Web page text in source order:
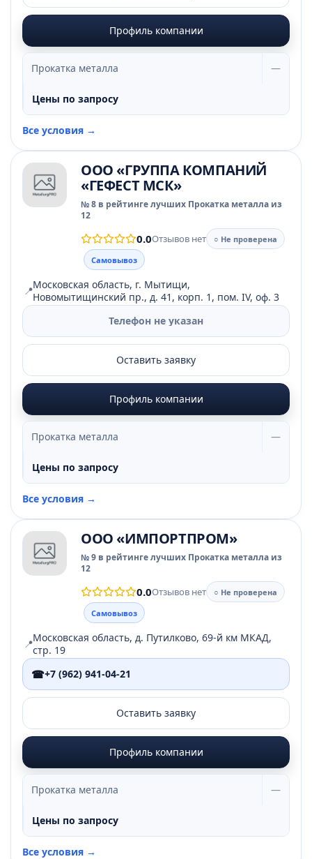
Профиль компании
Прокатка металла —
Цены по запросу
Все условия →
ООО «ГРУППА КОМПАНИЙ
«ГЕФЕСТ МСК»
№ 8 в рейтинге лучших Прокатка металла из
12
0.0Отзывов нет
○ Не проверена
Самовывоз
📍Московская область, г. Мытищи,
Новомытищинский пр., д. 41, корп. 1, пом. IV, оф. 3
Телефон не указан
Оставить заявку
Профиль компании
Прокатка металла —
Цены по запросу
Все условия →
ООО «ИМПОРТПРОМ»
№ 9 в рейтинге лучших Прокатка металла из
12
0.0Отзывов нет
○ Не проверена
Самовывоз
📍Московская область, д. Путилково, 69-й км МКАД,
стр. 19
☎+7 (962) 941-04-21
Оставить заявку
Профиль компании
Прокатка металла —
Цены по запросу
Все условия →